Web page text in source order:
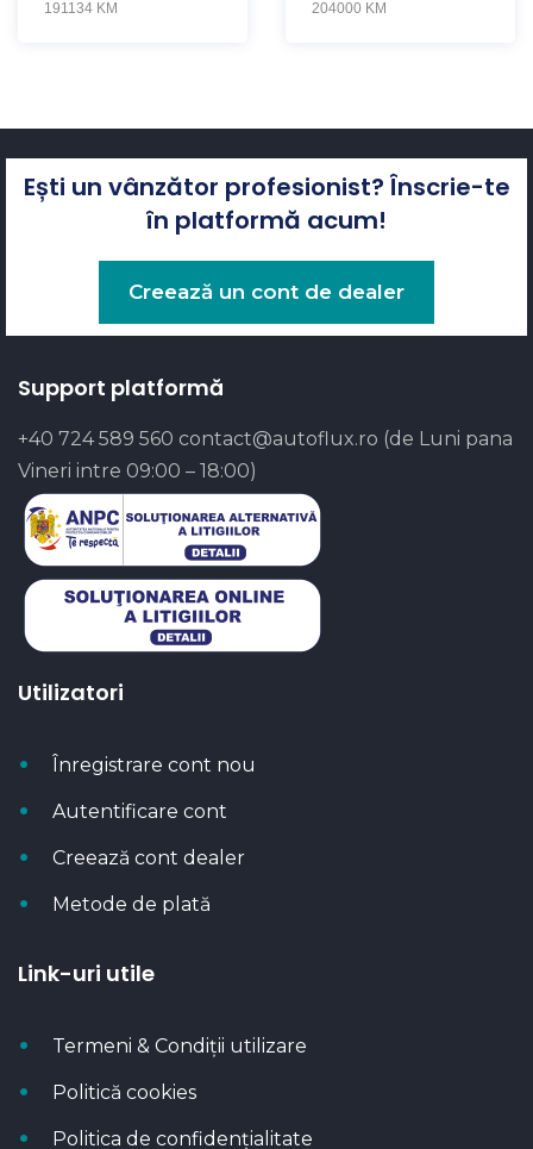
191134 KM
204000 KM
Ești un vânzător profesionist? Înscrie-te
în platformă acum!
Creează un cont de dealer
Support platformă
+40 724 589 560 contact@autoflux.ro (de Luni pana
Vineri intre 09:00 – 18:00)
Utilizatori
Înregistrare cont nou
Autentificare cont
Creează cont dealer
Metode de plată
Link-uri utile
Termeni & Condiții utilizare
Politică cookies
Politica de confidențialitate